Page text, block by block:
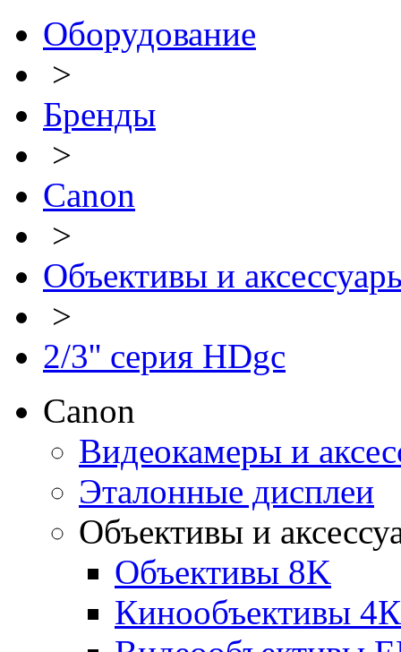
Оборудование
>
Бренды
>
Canon
>
Объективы и
>
2/3'' серия HDgc
Canon
Видеокамеры и
Эталонные дисплеи
Объективы и
Объективы 8K
Кинообъективы 4К